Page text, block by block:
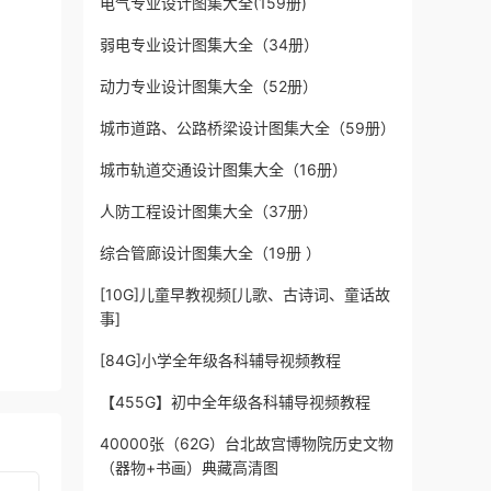
弱电专业设计图集大全（34册）
动力专业设计图集大全（52册）
城市道路、公路桥梁设计图集大全（59册）
城市轨道交通设计图集大全（16册）
人防工程设计图集大全（37册）
综合管廊设计图集大全（19册 ）
[10G]儿童早教视频[儿歌、古诗词、童话故
事]
[84G]小学全年级各科辅导视频教程
【455G】初中全年级各科辅导视频教程
40000张（62G）台北故宫博物院历史文物
（器物+书画）典藏高清图